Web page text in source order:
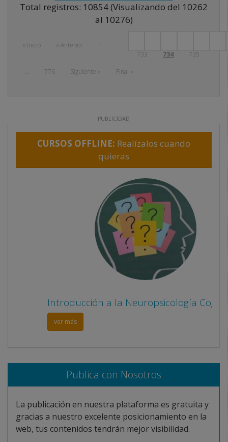
Total registros: 10854 (Visualizando del 10262
al 10276)
« Inicio « Anterior 1
...
733
734
735
...
776 Siguiente » Final »
PUBLICIDAD
CURSOS OFFLINE: Realízalos cuando
quieras
Introducción a la Neuropsicología Cognitiva
Publica con Nosotros
La publicación en nuestra plataforma es gratuita y
gracias a nuestro excelente posicionamiento en la
web, tus contenidos tendrán mejor visibilidad.